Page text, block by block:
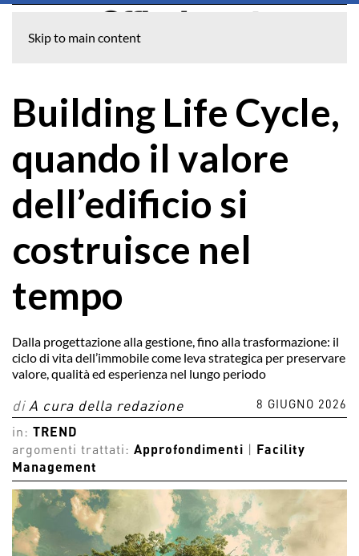
Skip to main content
Building Life Cycle,
quando il valore
dell’edificio si
costruisce nel
tempo
Dalla progettazione alla gestione, fino alla trasformazione: il
ciclo di vita dell’immobile come leva strategica per preservare
valore, qualità ed esperienza nel lungo periodo
di A cura della redazione 8 GIUGNO 2026
in:
TREND
argomenti trattati: Approfondimenti
Facility
Management